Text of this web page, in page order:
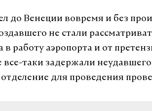
до Венеции вовремя и без
не стали
работу аэропорта и от
все-таки задержали
для проведения